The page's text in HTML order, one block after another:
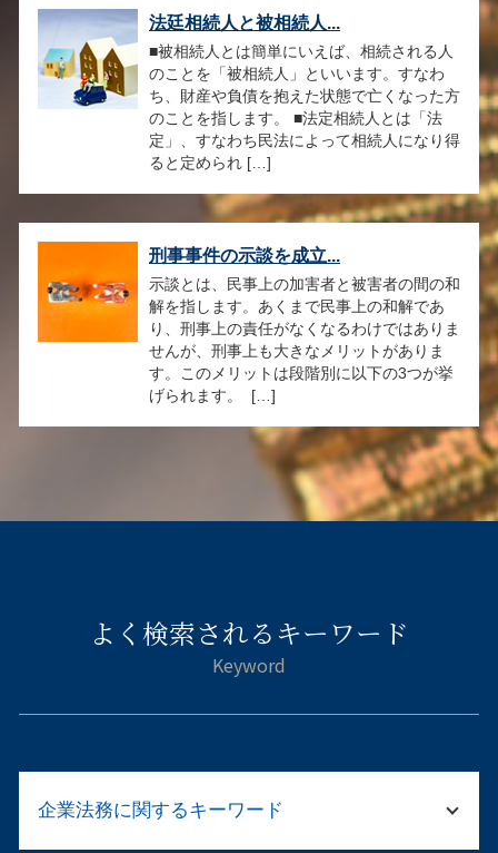
法廷相続人と被相続人...
■被相続人とは簡単にいえば、相続される人
のことを「被相続人」といいます。すなわ
ち、財産や負債を抱えた状態で亡くなった方
のことを指します。 ■法定相続人とは「法
定」、すなわち民法によって相続人になり得
ると定められ […]
刑事事件の示談を成立...
示談とは、民事上の加害者と被害者の間の和
解を指します。あくまで民事上の和解であ
り、刑事上の責任がなくなるわけではありま
せんが、刑事上も大きなメリットがありま
す。このメリットは段階別に以下の3つが挙
げられます。 […]
よく検索されるキーワード
企業法務に関するキーワード